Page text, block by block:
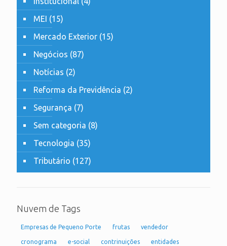
MEI (15)
Mercado Exterior (15)
Negócios (87)
Notícias (2)
Reforma da Previdência (2)
Segurança (7)
Sem categoria (8)
Tecnologia (35)
Tributário (127)
Nuvem de Tags
Empresas de Pequeno Porte frutas vendedor
cronograma e-social contrinuições entidades